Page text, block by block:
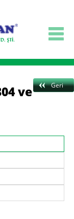
Geri
ve